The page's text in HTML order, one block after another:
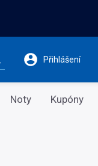
Přihlášení
Noty Kupóny